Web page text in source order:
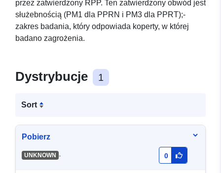
przez zatwierdzony RPP. Ten zatwierdzony obwód jest
służebnością (PM1 dla PPRN i PM3 dla PPRT);-
zakres badania, który odpowiada koperty, w której
badano zagrożenia.
Dystrybucje 1
Sort
Pobierz
UNKNOWN - 0